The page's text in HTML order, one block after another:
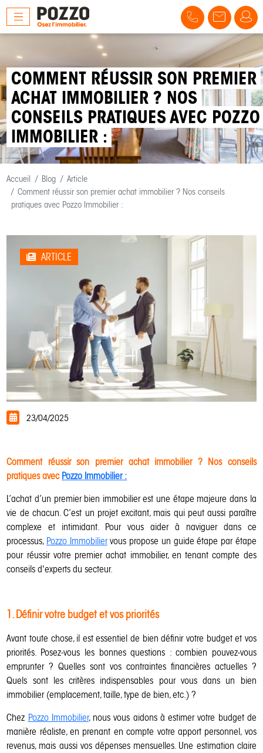
COMMENT RÉUSSIR SON PREMIER
ACHAT IMMOBILIER ? NOS
CONSEILS PRATIQUES AVEC POZZO
IMMOBILIER :
Accueil Blog
Article
Comment réussir son premier achat immobilier ? Nos conseils
pratiques avec Pozzo Immobilier :
ARTICLE
23/04/2025
Comment réussir son premier achat immobilier ? Nos conseils
pratiques avec Pozzo Immobilier :
L’achat d’un premier bien immobilier est une étape majeure dans la
vie de chacun. C’est un projet excitant, mais qui peut aussi paraître
complexe et intimidant. Pour vous aider à naviguer dans ce
processus, Pozzo Immobiliervous propose un guide étape par étape
pour réussir votre premier achat immobilier, en tenant compte des
conseils d'experts du secteur.
1. Définir votre budget et vos priorités
Avant toute chose, il est essentiel de bien définir votre budget et vos
priorités. Posez-vous les bonnes questions : combien pouvez-vous
emprunter ? Quelles sont vos contraintes financières actuelles ?
Quels sont les critères indispensables pour vous dans un bien
immobilier (emplacement, taille, type de bien, etc.) ?
Chez Pozzo Immobilier, nous vous aidons à estimer votre budget de
manière réaliste, en prenant en compte votre apport personnel, vos
revenus, mais aussi vos dépenses mensuelles. Une estimation claire